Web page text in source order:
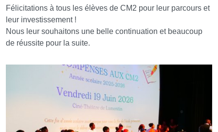
Félicitations à tous les élèves de CM2 pour leur parcours et
leur investissement !
Nous leur souhaitons une belle continuation et beaucoup
de réussite pour la suite.